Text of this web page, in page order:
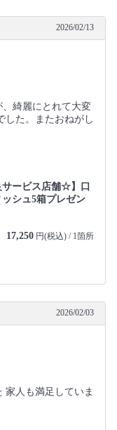
2026/02/13
綺麗にとれて大変
した。またおねがし
サービス店舗☆】口
シュ5箱プレゼン
17,250 円(税込) / 1箇所
2026/02/03
家人も満足していま